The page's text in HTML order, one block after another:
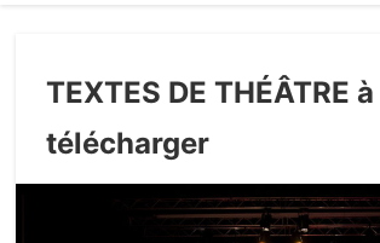
TEXTES DE THÉÂTRE à
télécharger